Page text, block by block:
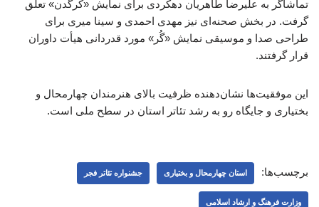
تماشاگر به علیرضا طاهریان دهکردی برای نمایش «کرگدن» تعلق
گرفت. در بخش صحنه‌ای نیز مهدی احمدی و سینا میری برای
طراحی صدا و موسیقی نمایش «گُر» مورد قدردانی هیأت داوران
قرار گرفتند.
این موفقیت‌ها نشان‌دهنده ظرفیت بالای هنرمندان چهارمحال و
بختیاری و جایگاه رو به رشد تئاتر استان در سطح ملی است.
برچسب‌ها: استان چهارمحال و بختیاری جشنواره تئاتر فجر
وزارت فرهنگ و ارشاد اسلامی